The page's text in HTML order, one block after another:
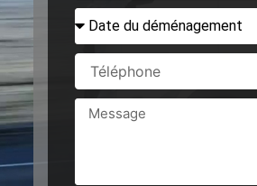
du
déménagement
Téléphone
Message